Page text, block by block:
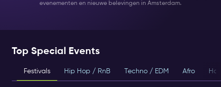
evenementen en nieuwe belevingen in Amsterdam.
Top Special Events
Festivals Hip Hop / RnB Techno / EDM Afro